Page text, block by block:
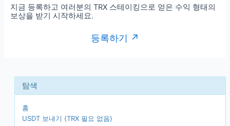
지금 등록하고 여러분의 TRX 스테이킹으로 얻은 수익 형태의
보상을 받기 시작하세요.
등록하기 ↗
홈
USDT 보내기 (TRX 필요 없음)